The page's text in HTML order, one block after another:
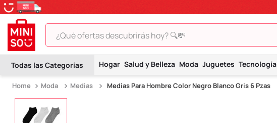
¿Qué ofertas descubrirás hoy? 🔍💸
Hogar Salud y Belleza Moda Juguetes Tecnología
Moda Medias Medias Para Hombre Color Negro Blanco Gris 6 Pzas
TÉRMINOS MÁS BUSCADOS
2.
hello kitty